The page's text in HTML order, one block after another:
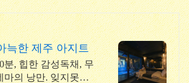
늑한 제주 아지트
분, 힙한 감성독채, 무
마의 낭만. 잊지못할